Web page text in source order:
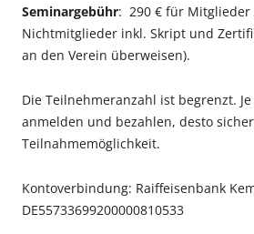
Seminargebühr: 290 € für Mitglieder
Nichtmitglieder inkl. Skript und
an den Verein überweisen).
Die Teilnehmeranzahl ist begrenzt.
anmelden und bezahlen, desto
Teilnahmemöglichkeit.
Kontoverbindung: Raiffeisenbank
DE55733699200000810533